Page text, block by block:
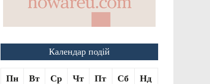
Календар подій
Пн Вт Ср Чт Пт Сб Нд